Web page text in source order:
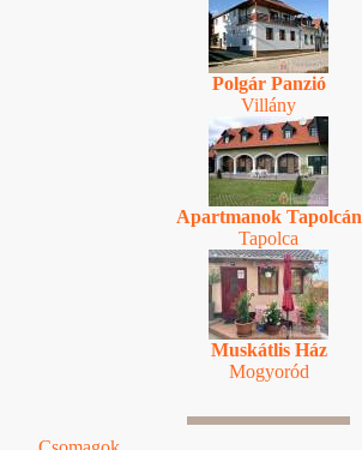
Polgár Panzió
Villány
Apartmanok Tapolcán
Tapolca
Muskátlis Ház
Mogyoród